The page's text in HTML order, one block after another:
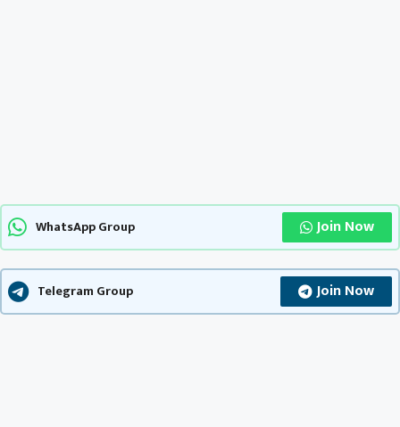
WhatsApp Group Join Now
Telegram Group Join Now